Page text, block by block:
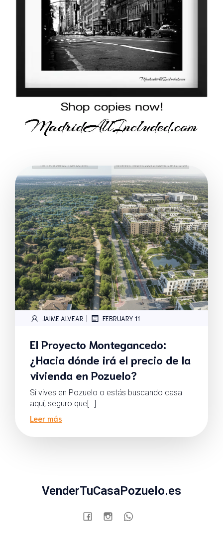
JAIME ALVEAR | FEBRUARY 11
El Proyecto Montegancedo:
¿Hacia dónde irá el precio de la
vivienda en Pozuelo?
Si vives en Pozuelo o estás buscando casa
aquí, seguro que[…]
Leer más
VenderTuCasaPozuelo.es